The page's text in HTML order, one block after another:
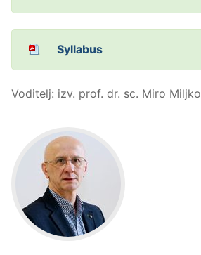
Syllabus
Voditelj: izv. prof. dr. sc. Miro Miljko